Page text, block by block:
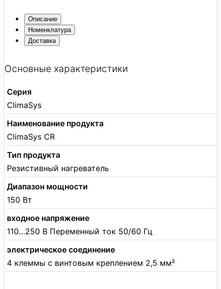
Описание
Номенклатура
Доставка
Основные характеристики
Серия
ClimaSys
Наименование продукта
ClimaSys CR
Тип продукта
Резистивный нагреватель
Диапазон мощности
150 Вт
входное напряжение
110…250 В Переменный ток 50/60 Гц
электрическое соединение
4 клеммы с винтовым креплением 2,5 мм²